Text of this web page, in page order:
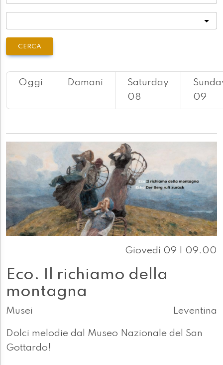
CERCA
Oggi Domani
Saturday
08
09
Giovedì 09 | 09.00
Eco. Il richiamo della
montagna
Musei Leventina
Dolci melodie dal Museo Nazionale del San
Gottardo!